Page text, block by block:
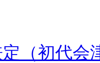
（初代会